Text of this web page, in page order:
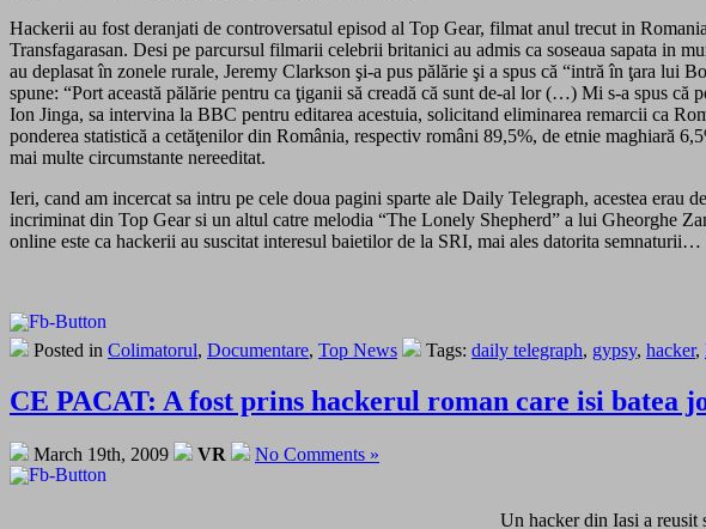
Hackerii au fost deranjati de controversatul episod al Top Gear, filmat anul trecut in
Transfagarasan. Desi pe parcursul filmarii celebrii britanici au admis ca soseaua sapata in
au deplasat în zonele rurale, Jeremy Clarkson şi-a pus pălărie şi a spus că “intră în ţara
spune: “Port această pălărie pentru ca ţiganii să creadă că sunt de-al lor (…) Mi s-a spus
Ion Jinga, sa intervina la BBC pentru editarea acestuia, solicitand eliminarea remarcii ca
ponderea statistică a cetăţenilor din România, respectiv români 89,5%, de etnie maghiară
mai multe circumstante nereeditat.
Ieri, cand am incercat sa intru pe cele doua pagini sparte ale Daily Telegraph, acestea
incriminat din Top Gear si un altul catre melodia “The Lonely Shepherd” a lui Gheorghe
online este ca hackerii au suscitat interesul baietilor de la SRI, mai ales datorita
Posted in Colimatorul, Documentare, Top News Tags: daily telegraph, gypsy, hacker,
CE PACAT: A fost prins hackerul roman care isi batea
March 19th, 2009 VR No Comments »
Un hacker din Iasi a reusit